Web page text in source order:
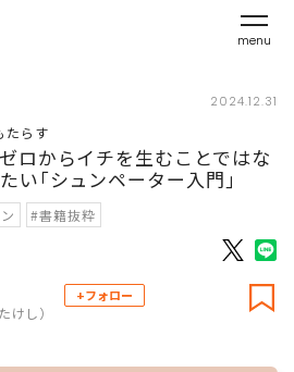
menu
2024.12.31
たらす
ロからイチを生むことではな
い｢シュンペーター入門｣
#書籍抜粋
けし）
+フォロー